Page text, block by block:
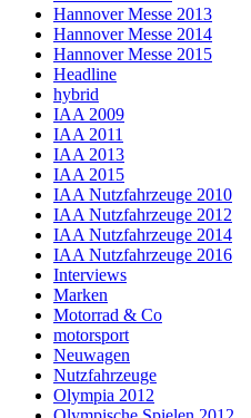
Hannover Messe 2013
Hannover Messe 2014
Hannover Messe 2015
Headline
hybrid
IAA 2009
IAA 2011
IAA 2013
IAA 2015
IAA Nutzfahrzeuge 2010
IAA Nutzfahrzeuge 2012
IAA Nutzfahrzeuge 2014
IAA Nutzfahrzeuge 2016
Interviews
Marken
Motorrad & Co
motorsport
Neuwagen
Nutzfahrzeuge
Olympia 2012